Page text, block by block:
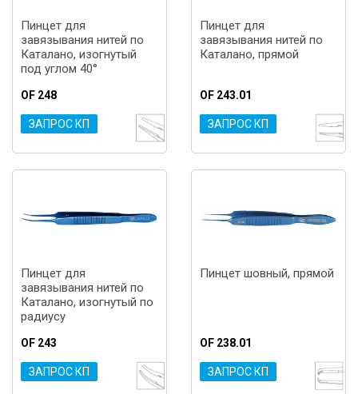
Пинцет для
завязывания нитей по
Каталано, изогнутый
под углом 40°
OF 248
ЗАПРОС КП
Пинцет для
завязывания нитей по
Каталано, прямой
OF 243.01
ЗАПРОС КП
Пинцет для
завязывания нитей по
Каталано, изогнутый по
радиусу
OF 243
ЗАПРОС КП
Пинцет шовный, прямой
OF 238.01
ЗАПРОС КП